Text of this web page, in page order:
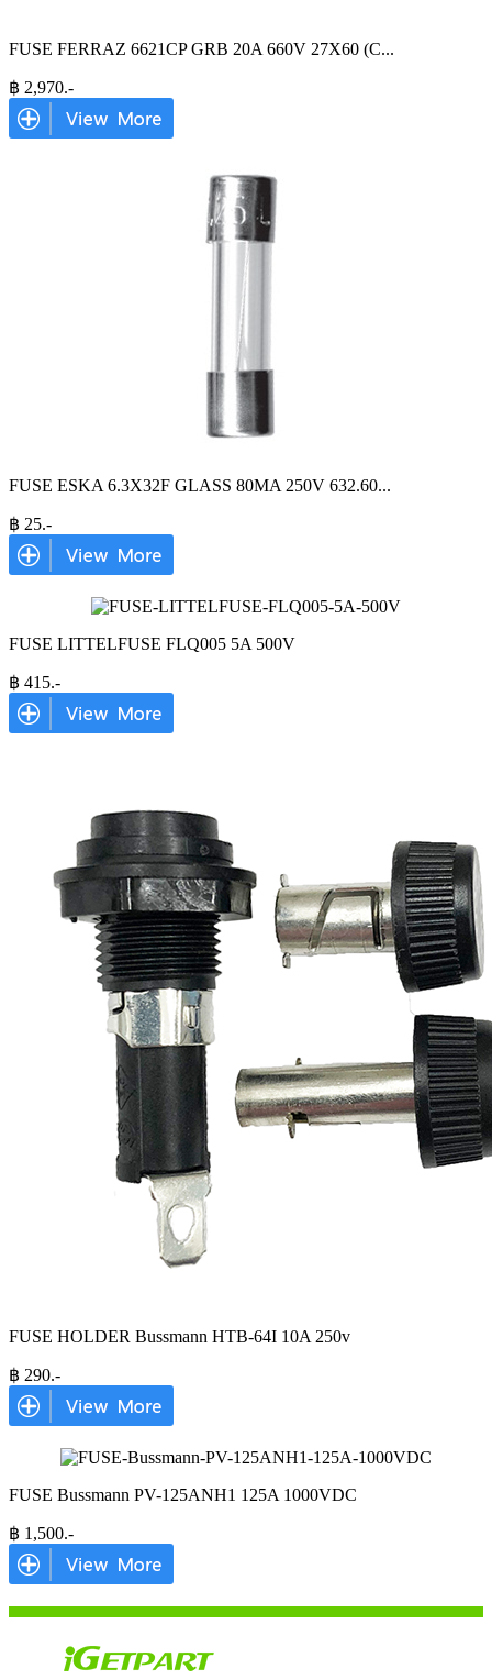
FUSE FERRAZ 6621CP GRB 20A 660V 27X60 (C...
฿ 2,970.-
FUSE ESKA 6.3X32F GLASS 80MA 250V 632.60...
฿ 25.-
FUSE LITTELFUSE FLQ005 5A 500V
฿ 415.-
FUSE HOLDER Bussmann HTB-64I 10A 250v
฿ 290.-
FUSE Bussmann PV-125ANH1 125A 1000VDC
฿ 1,500.-